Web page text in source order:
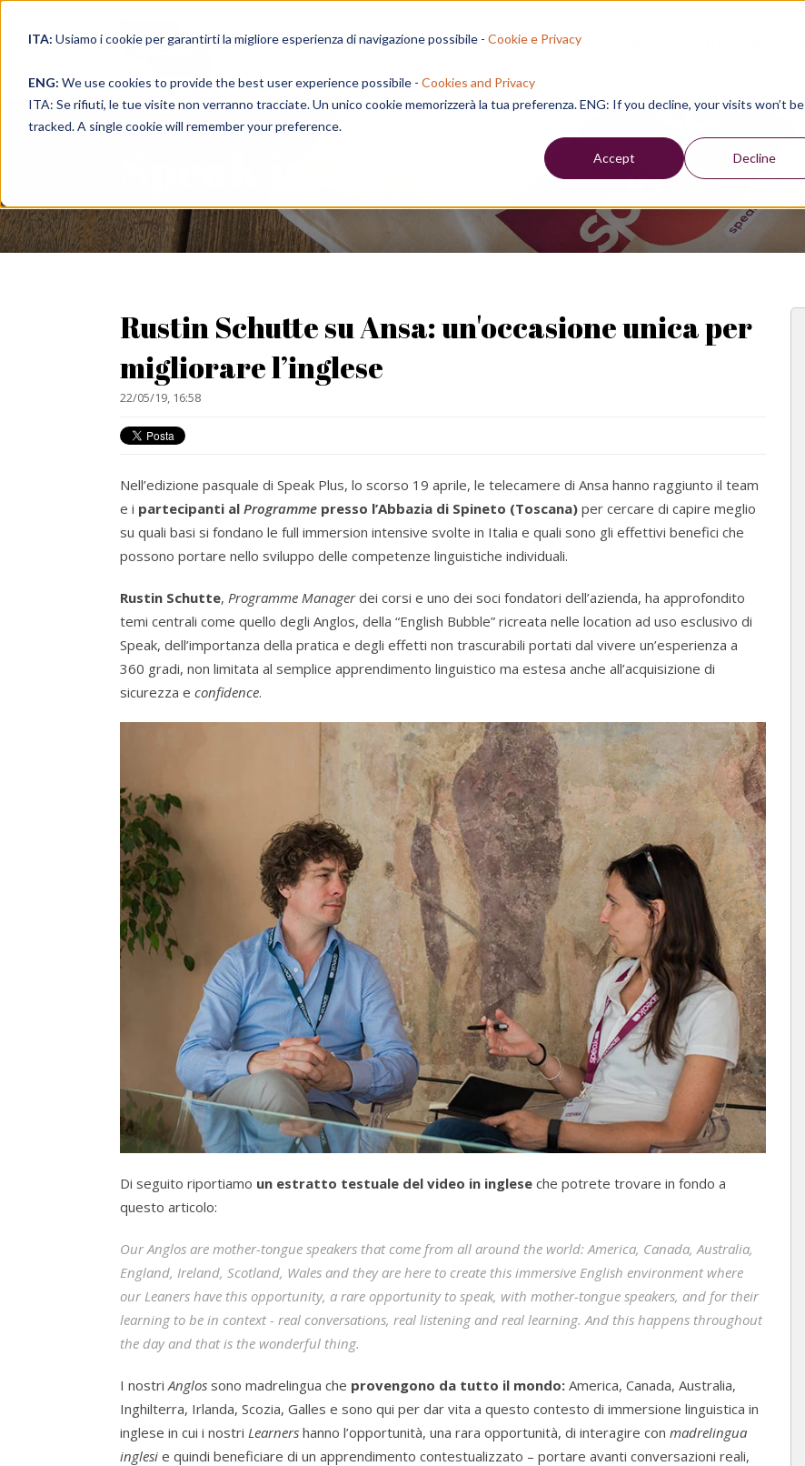
ITA: Usiamo i cookie per garantirti la migliore esperienza di navigazione possibile - Cookie e Privacy
ENG: We use cookies to provide the best user experience possibile - Cookies and Privacy
ITA: Se rifiuti, le tue visite non verranno tracciate. Un unico cookie memorizzerà la tua preferenza. ENG: If you decline, your visits won’t be
tracked. A single cookie will remember your preference.
Accept Decline
full immersion residenziali per aziende
Rustin Schutte su Ansa: un'occasione unica per
migliorare l’inglese
22/05/19, 16:58
Nell’edizione pasquale di Speak Plus, lo scorso 19 aprile, le telecamere di Ansa hanno raggiunto il team
e i partecipanti al Programme presso l’Abbazia di Spineto (Toscana) per cercare di capire meglio
su quali basi si fondano le full immersion intensive svolte in Italia e quali sono gli effettivi benefici che
possono portare nello sviluppo delle competenze linguistiche individuali.
Rustin Schutte, Programme Managerdei corsi e uno dei soci fondatori dell’azienda, ha approfondito
temi centrali come quello degli Anglos, della “English Bubble” ricreata nelle location ad uso esclusivo di
Speak, dell’importanza della pratica e degli effetti non trascurabili portati dal vivere un’esperienza a
360 gradi, non limitata al semplice apprendimento linguistico ma estesa anche all’acquisizione di
sicurezza e confidence.
Di seguito riportiamo un estratto testuale del video in inglese che potrete trovare in fondo a
questo articolo:
Our Anglos are mother-tongue speakers that come from all around the world: America, Canada, Australia,
England, Ireland, Scotland, Wales and they are here to create this immersive English environment where
our Leaners have this opportunity, a rare opportunity to speak, with mother-tongue speakers, and for their
learning to be in context - real conversations, real listening and real learning. And this happens throughout
the day and that is the wonderful thing.
I nostri Anglos sono madrelingua che provengono da tutto il mondo: America, Canada, Australia,
Inghilterra, Irlanda, Scozia, Galles e sono qui per dar vita a questo contesto di immersione linguistica in
inglese in cui i nostri Learners hanno l’opportunità, una rara opportunità, di interagire con madrelingua
inglesi e quindi beneficiare di un apprendimento contestualizzato – portare avanti conversazioni reali,